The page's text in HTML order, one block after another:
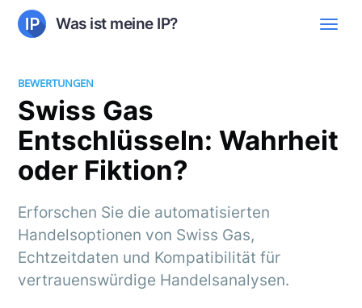
Was ist meine IP?
BEWERTUNGEN
Swiss Gas
Entschlüsseln: Wahrheit
oder Fiktion?
Erforschen Sie die automatisierten
Handelsoptionen von Swiss Gas,
Echtzeitdaten und Kompatibilität für
vertrauenswürdige Handelsanalysen.